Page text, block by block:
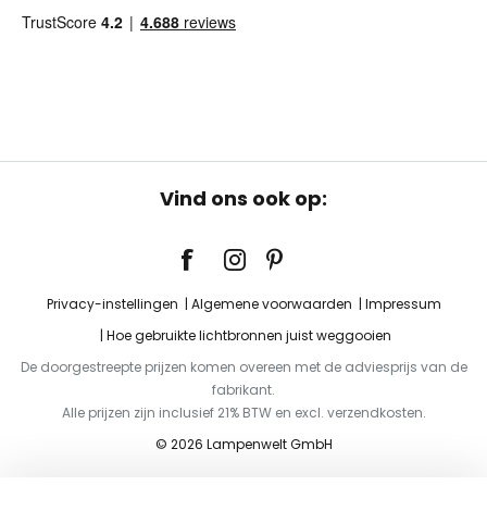
Vind ons ook op:
Privacy-instellingen Algemene voorwaarden
Impressum
Hoe gebruikte lichtbronnen juist weggooien
De doorgestreepte prijzen komen overeen met de adviesprijs van de
fabrikant.
Alle prijzen zijn inclusief 21% BTW en excl. verzendkosten.
© 2026 Lampenwelt GmbH